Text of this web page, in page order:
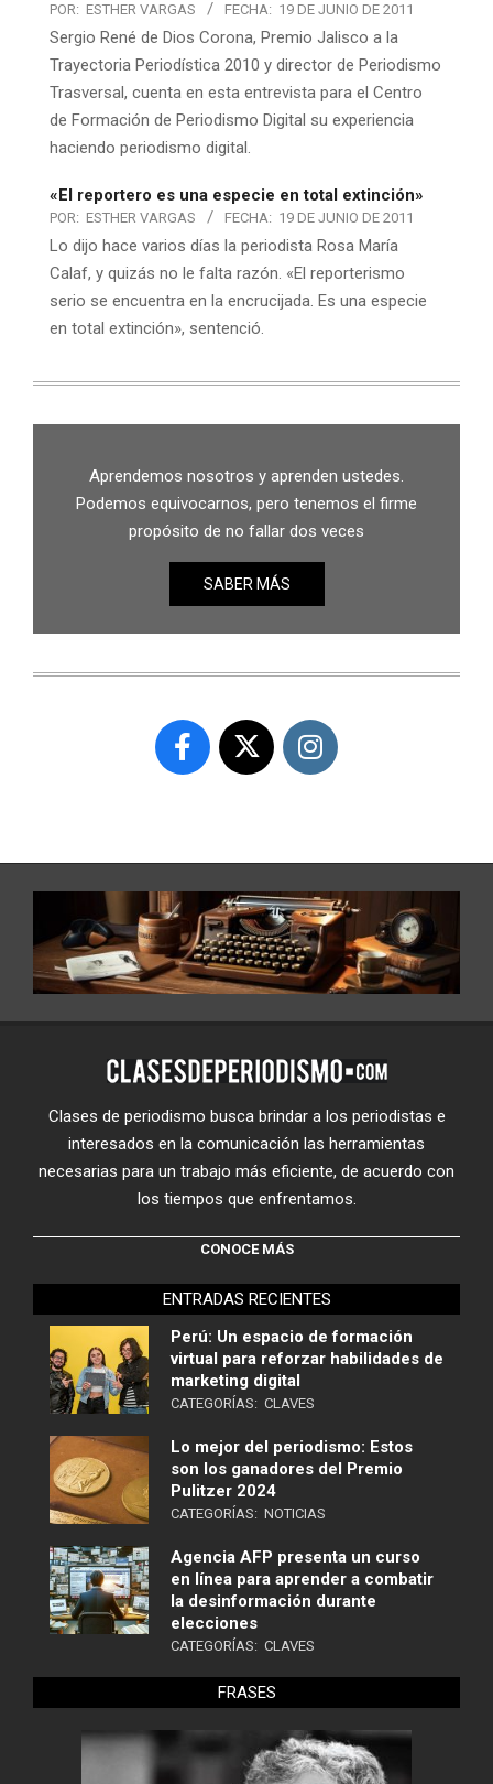
POR: ESTHER VARGAS FECHA: 19 DE JUNIO DE 2011
Sergio René de Dios Corona, Premio Jalisco a la
Trayectoria Periodística 2010 y director de Periodismo
Trasversal, cuenta en esta entrevista para el Centro
de Formación de Periodismo Digital su experiencia
haciendo periodismo digital.
«El reportero es una especie en total extinción»
POR: ESTHER VARGAS FECHA: 19 DE JUNIO DE 2011
Lo dijo hace varios días la periodista Rosa María
Calaf, y quizás no le falta razón. «El reporterismo
serio se encuentra en la encrucijada. Es una especie
en total extinción», sentenció.
Aprendemos nosotros y aprenden ustedes.
Podemos equivocarnos, pero tenemos el firme
propósito de no fallar dos veces
SABER MÁS
Clases de periodismo busca brindar a los periodistas e
interesados en la comunicación las herramientas
necesarias para un trabajo más eficiente, de acuerdo con
los tiempos que enfrentamos.
CONOCE MÁS
ENTRADAS RECIENTES
Perú: Un espacio de formación
virtual para reforzar habilidades de
marketing digital
CATEGORÍAS: CLAVES
Lo mejor del periodismo: Estos
son los ganadores del Premio
Pulitzer 2024
CATEGORÍAS: NOTICIAS
Agencia AFP presenta un curso
en línea para aprender a combatir
la desinformación durante
elecciones
CATEGORÍAS: CLAVES
FRASES